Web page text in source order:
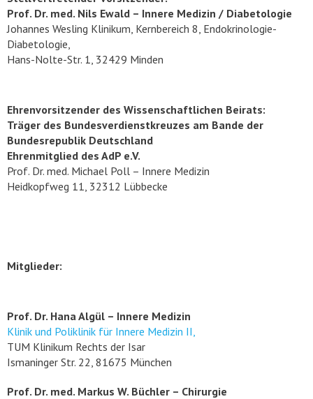
Prof. Dr. med. Nils Ewald – Innere Medizin / Diabetologie
Johannes Wesling Klinikum, Kernbereich 8, Endokrinologie-
Diabetologie,
Hans-Nolte-Str. 1, 32429 Minden
Ehrenvorsitzender des Wissenschaftlichen Beirats:
Träger des Bundesverdienstkreuzes am Bande der
Bundesrepublik Deutschland
Ehrenmitglied des AdP e.V.
Prof. Dr. med. Michael Poll – Innere Medizin
Heidkopfweg 11, 32312 Lübbecke
Mitglieder:
Prof. Dr. Hana Algül – Innere Medizin
Klinik und Poliklinik für Innere Medizin II,
TUM Klinikum Rechts der Isar
Ismaninger Str. 22, 81675 München
Prof. Dr. med. Markus W. Büchler – Chirurgie